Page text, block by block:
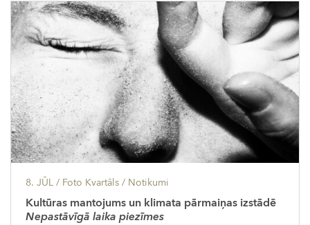
8. JŪL / Foto Kvartāls / Notikumi
Kultūras mantojums un klimata pārmaiņas izstādē
Nepastāvīgā laika piezīmes